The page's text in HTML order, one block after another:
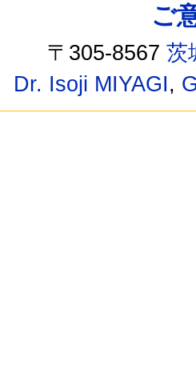
ご
〒305-8567茨
Dr. Isoji MIYAGI,